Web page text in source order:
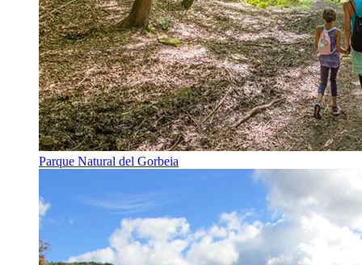
Parque Natural del Gorbeia